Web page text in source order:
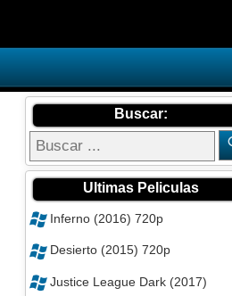
Buscar:
Ultimas Peliculas
Inferno (2016) 720p
Desierto (2015) 720p
Justice League Dark (2017)